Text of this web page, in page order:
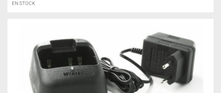
EN STOCK